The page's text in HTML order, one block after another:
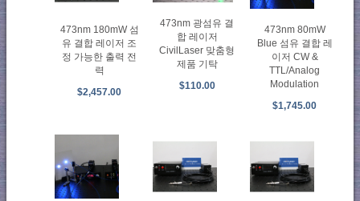
473nm 180mW 섬
유 결합 레이저 조
정 가능한 출력 전
력
$2,457.00
473nm 광섬유 결
합 레이저
CivilLaser 맞춤형
제품 기탁
$110.00
473nm 80mW
Blue 섬유 결합 레
이저 CW &
TTL/Analog
Modulation
$1,745.00